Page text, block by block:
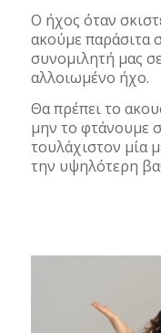
Ο ήχος όταν
ακούμε παράσιτα
συνομιλητή μας
αλλοιωμένο ήχο.
Θα πρέπει το
μην το φτάνουμε
τουλάχιστον μία
την υψηλότερη